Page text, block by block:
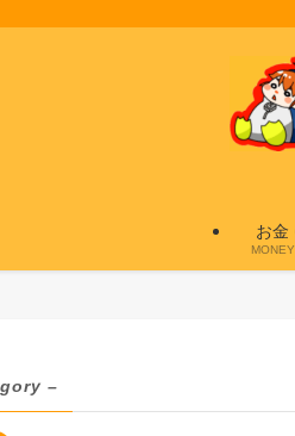
お金
MONEY
–